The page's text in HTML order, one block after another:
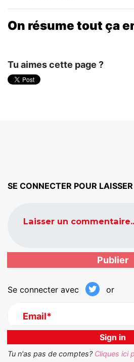
On résume tout ça
Tu aimes cette page ?
SE CONNECTER POUR
Laisser un
Se connecter avec or
Email*
Tu n'as pas de comptes? Cliques ici